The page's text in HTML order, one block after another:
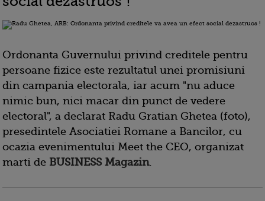
Ordonanta Guvernului privind creditele pentru
persoane fizice este rezultatul unei promisiuni
din campania electorala, iar acum "nu aduce
nimic bun, nici macar din punct de vedere
electoral", a declarat Radu Gratian Ghetea (foto),
presedintele Asociatiei Romane a Bancilor, cu
ocazia evenimentului Meet the CEO, organizat
marti de BUSINESS Magazin.